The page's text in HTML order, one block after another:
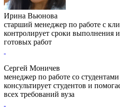
Ирина Вьюнова
старший менеджер по работе с
контролирует сроки выполнения и
готовых работ
Сергей Моничев
менеджер по работе со студентами
консультирует студентов и
всех требований вуза